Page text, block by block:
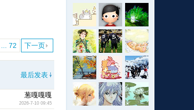
风
格
u
e
a
y
o
w
n
k
e
e
风
格
镜
版
办
公
... 72 下一页
最后发表
葱嘎嘎嘎
2026-7-10 09:45